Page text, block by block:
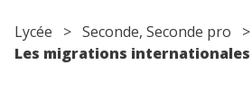
Lycée > Seconde, Seconde pro >
Les migrations internationales